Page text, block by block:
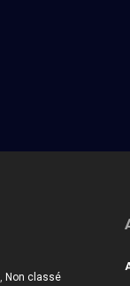
,Non classé